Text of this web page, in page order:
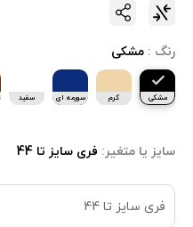
رنگ : مشکی
مشکی کرم سورمه ای سفید
سایز یا متغیر: فری سایز تا 44
فری سایز تا 44